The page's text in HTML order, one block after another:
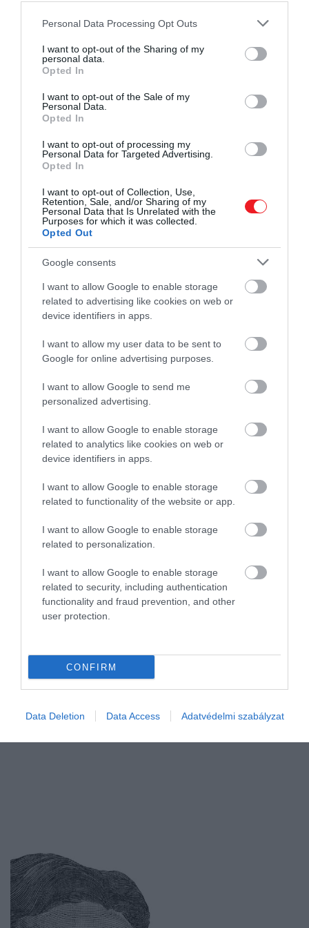
Please note that this website/app uses one or more Google
not limited to your visit or usage behaviour. You may click to
grant or deny consent to Google and its third-party tags to
use your data for below specified purposes in below Google
consent section.
Personal Data Processing Opt Outs
I want to opt-out of the Sharing of my
personal data.
Opted In
I want to opt-out of the Sale of my
Personal Data.
Opted In
I want to opt-out of processing my
Personal Data for Targeted Advertising.
Opted In
I want to opt-out of Collection, Use,
Retention, Sale, and/or Sharing of my
Personal Data that Is Unrelated with the
Purposes for which it was collected.
Opted Out
Google consents
I want to allow Google to enable storage
related to advertising like cookies on web or
device identifiers in apps.
I want to allow my user data to be sent to
Google for online advertising purposes.
I want to allow Google to send me
personalized advertising.
I want to allow Google to enable storage
related to analytics like cookies on web or
device identifiers in apps.
I want to allow Google to enable storage
related to functionality of the website or app.
I want to allow Google to enable storage
related to personalization.
I want to allow Google to enable storage
related to security, including authentication
functionality and fraud prevention, and other
user protection.
CONFIRM
Data Deletion Data Access Adatvédelmi szabályzat
Platón az ókori görög filozófia egyik
legfontosabb alakja volt, Szókratész
Művei évszázadok óta meghatározzák,
hogyan gondolkodunk politikáról,
erkölcsről, igazságról és az ideális
társadalom…
Platón szerint ezekre az
egyszerű ételekre van
szüksége egy…
TURI DÁNIEL